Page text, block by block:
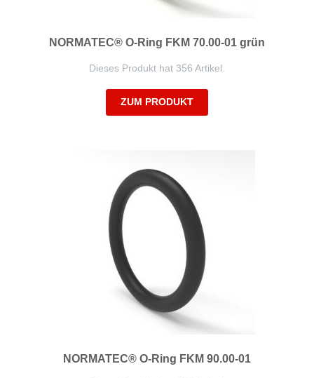
NORMATEC® O-Ring FKM 70.00-01 grün
Dieses Produkt hat 356 Artikel.
ZUM PRODUKT
NORMATEC® O-Ring FKM 90.00-01